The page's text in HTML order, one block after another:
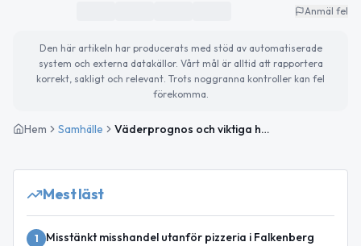
Anmäl fel
Den här artikeln har producerats med stöd av automatiserade
system och externa datakällor. Vårt mål är alltid att rapportera
korrekt, sakligt och relevant. Trots noggranna kontroller kan fel
förekomma.
Hem Samhälle Väderprognos och viktiga händelser för Falkenberg 18 januari
Mest läst
1 Misstänkt misshandel utanför pizzeria i Falkenberg